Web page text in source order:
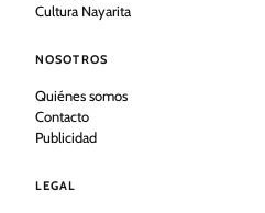
Cultura Nayarita
NOSOTROS
Quiénes somos
Contacto
Publicidad
LEGAL